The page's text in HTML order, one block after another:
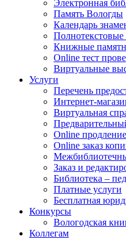
Электронная
Память Вологды
Календарь
Книжные
Online тест
Виртуальные
Услуги
Перечень
Интернет-
Виртуальная
Online
Online заказ
Заказ и
Библиотека –
Платные услуги
Бесплатная
Конкурсы
Вологодская
Коллегам